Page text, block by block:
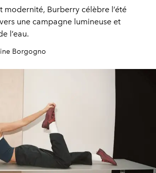
modernité, Burberry célèbre l’été
une campagne lumineuse et
l’eau.
Borgogno